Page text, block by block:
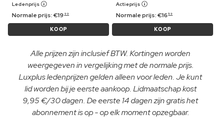
Ledenprijs
Normale prijs:€19 99
KOOP
Actieprijs
Normale prijs:€16 59
KOOP
Alle prijzen zijn inclusief BTW. Kortingen worden
weergegeven in vergelijking met de normale prijs.
Luxplus ledenprijzen gelden alleen voor leden. Je kunt
lid worden bij je eerste aankoop. Lidmaatschap kost
9,95 €/30 dagen. De eerste 14 dagen zijn gratis het
abonnement is op - op elk moment opzegbaar.